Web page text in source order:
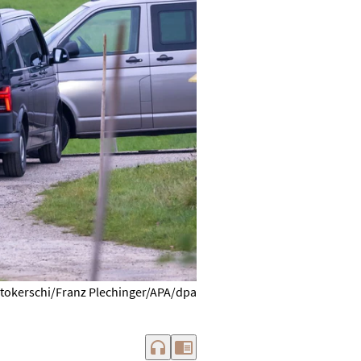
Franz Plechinger/APA/dpa
headphones chrome_reader_mode